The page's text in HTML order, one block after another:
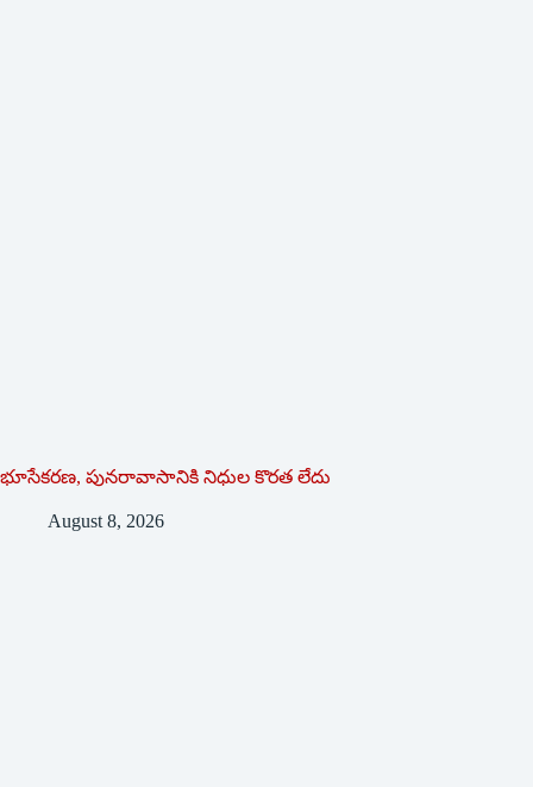
భూసేకరణ, పునరావాసానికి నిధుల కొరత లేదు
August 8, 2026